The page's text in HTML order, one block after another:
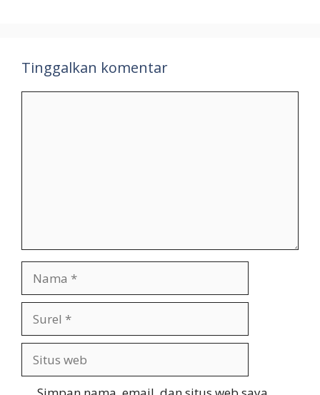
Tinggalkan komentar
web